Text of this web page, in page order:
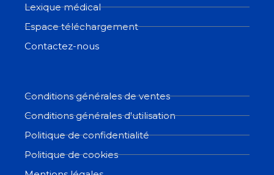
Lexique médical
Espace téléchargement
Contactez-nous
Conditions générales de ventes
Conditions générales d'utilisation
Politique de confidentialité
Politique de cookies